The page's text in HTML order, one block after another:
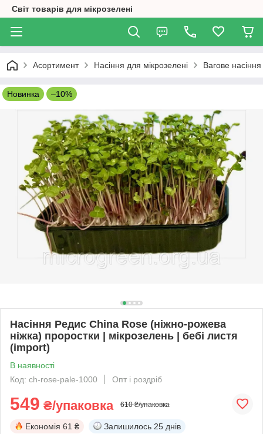
Світ товарів для мікрозелені
Асортимент Насіння для мікрозелені Вагове насіння
Новинка –10%
Насіння Редис China Rose (ніжно-рожева
ніжка) проростки | мікрозелень | бебі листя
(import)
В наявності
Код: ch-rose-pale-1000
Опт і роздріб
549 ₴/упаковка 610 ₴/упаковка
Економія 61 ₴ Залишилось 25 днів